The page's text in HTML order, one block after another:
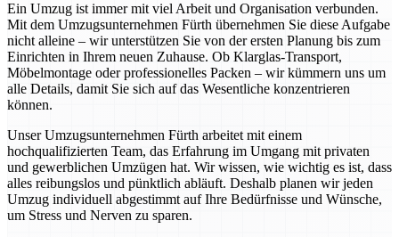
Ein Umzug ist immer mit viel Arbeit und Organisation verbunden.
Mit dem Umzugsunternehmen Fürth übernehmen Sie diese Aufgabe
nicht alleine – wir unterstützen Sie von der ersten Planung bis zum
Einrichten in Ihrem neuen Zuhause. Ob Klarglas-Transport,
Möbelmontage oder professionelles Packen – wir kümmern uns um
alle Details, damit Sie sich auf das Wesentliche konzentrieren
können.
Unser Umzugsunternehmen Fürth arbeitet mit einem
hochqualifizierten Team, das Erfahrung im Umgang mit privaten
und gewerblichen Umzügen hat. Wir wissen, wie wichtig es ist, dass
alles reibungslos und pünktlich abläuft. Deshalb planen wir jeden
Umzug individuell abgestimmt auf Ihre Bedürfnisse und Wünsche,
um Stress und Nerven zu sparen.